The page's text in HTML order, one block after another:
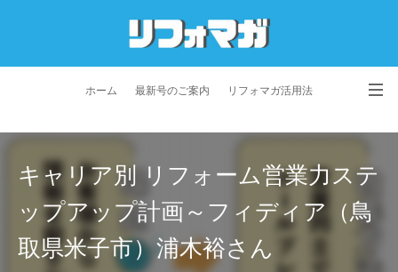
ホーム 最新号のご案内 リフォマガ活用法
プライバシーポリシー 利用規約 会社概要
キャリア別 リフォーム営業力ステ
ップアップ計画～フィディア（鳥
取県米子市）浦木裕さん